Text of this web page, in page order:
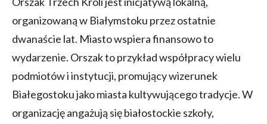
organizowaną w Białymstoku przez ostatnie
dwanaście lat. Miasto wspiera finansowo to
wydarzenie. Orszak to przykład współpracy wielu
podmiotów i instytucji, promujący wizerunek
Białegostoku jako miasta kultywującego tradycje. W
organizację angażują się białostockie szkoły,